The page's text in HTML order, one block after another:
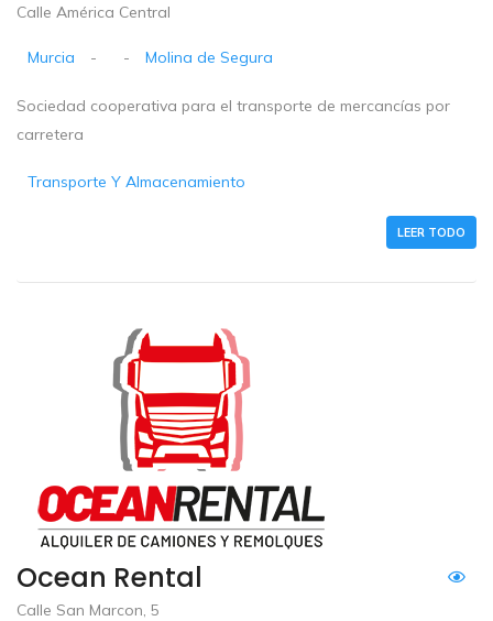
Calle América Central
Murcia - - Molina de Segura
Sociedad cooperativa para el transporte de mercancías por
carretera
Transporte Y Almacenamiento
LEER TODO
Ocean Rental
Calle San Marcon, 5